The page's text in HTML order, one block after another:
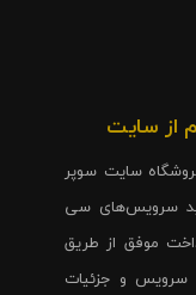
از سایت
سایت سوپر
سرویس‌های سی
موفق از طریق
سرویس و جزئیات